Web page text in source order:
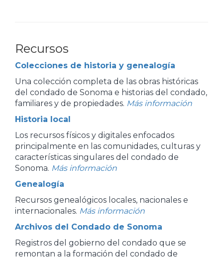
Recursos
Colecciones de historia y genealogía
Una colección completa de las obras históricas
del condado de Sonoma e historias del condado,
familiares y de propiedades. Más información
Historia local
Los recursos físicos y digitales enfocados
principalmente en las comunidades, culturas y
características singulares del condado de
Sonoma. Más información
Genealogía
Recursos genealógicos locales, nacionales e
internacionales. Más información
Archivos del Condado de Sonoma
Registros del gobierno del condado que se
remontan a la formación del condado de